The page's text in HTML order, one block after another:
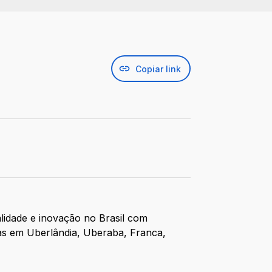
Copiar link
e inovação no Brasil com
em Uberlândia, Uberaba, Franca,